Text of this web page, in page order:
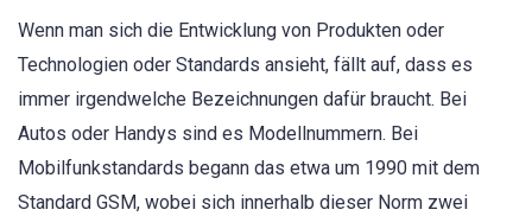
Wenn man sich die Entwicklung von Produkten oder
Technologien oder Standards ansieht, fällt auf, dass es
immer irgendwelche Bezeichnungen dafür braucht. Bei
Autos oder Handys sind es Modellnummern. Bei
Mobilfunkstandards begann das etwa um 1990 mit dem
Standard GSM, wobei sich innerhalb dieser Norm zwei